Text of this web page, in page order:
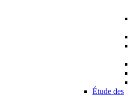
Étude des